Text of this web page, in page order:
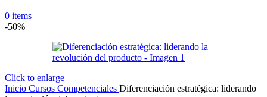
0 items
-50%
Click to enlarge
Inicio Cursos Competenciales Diferenciación estratégica: liderando